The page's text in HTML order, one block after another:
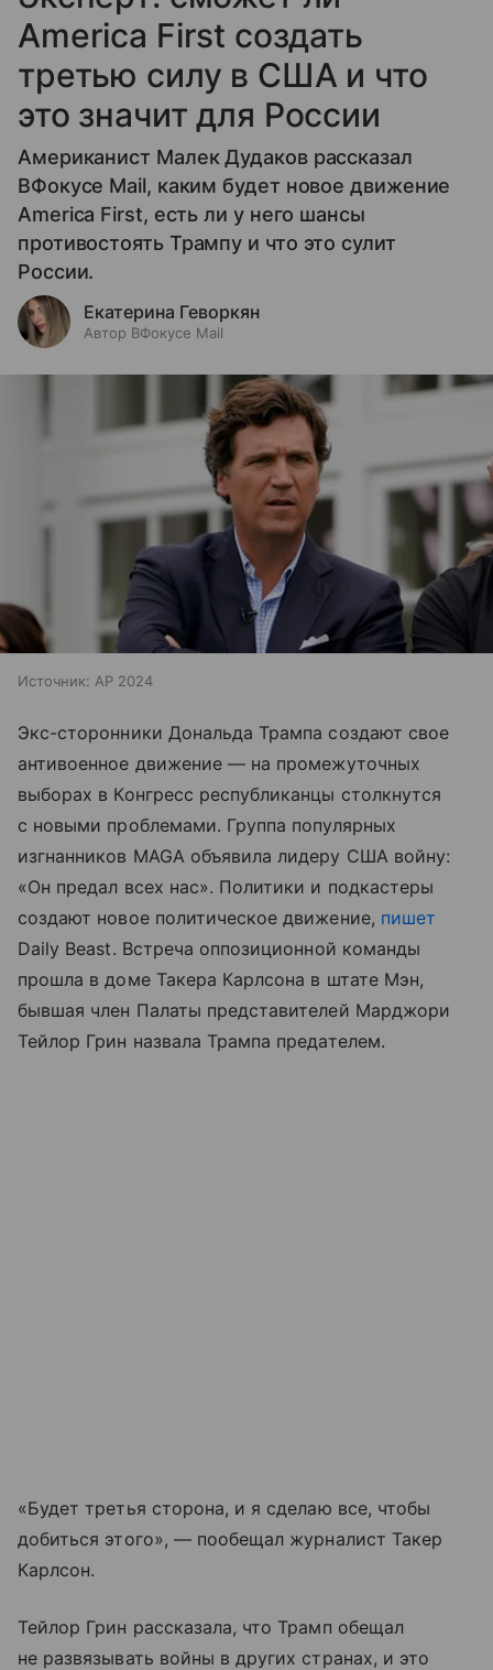
America First создать
третью силу в США и что
это значит для России
Американист Малек Дудаков рассказал
ВФокусе Mail, каким будет новое движение
America First, есть ли у него шансы
противостоять Трампу и что это сулит
России.
Екатерина Геворкян
Автор ВФокусе Mail
Источник: AP 2024
Экс-сторонники Дональда Трампа создают свое
антивоенное движение — на промежуточных
выборах в Конгресс республиканцы столкнутся
с новыми проблемами. Группа популярных
изгнанников MAGA объявила лидеру США войну:
«Он предал всех нас». Политики и подкастеры
создают новое политическое движение, пишет
Daily Beast. Встреча оппозиционной команды
прошла в доме Такера Карлсона в штате Мэн,
бывшая член Палаты представителей Марджори
Тейлор Грин назвала Трампа предателем.
«Будет третья сторона, и я сделаю все, чтобы
добиться этого», — пообещал журналист Такер
Карлсон.
Тейлор Грин рассказала, что Трамп обещал
не развязывать войны в других странах, и это